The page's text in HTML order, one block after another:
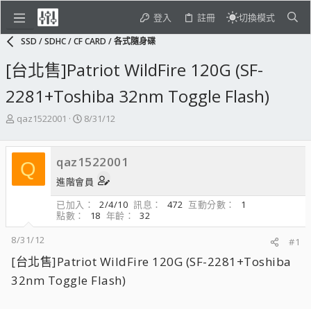
登入 註冊 切換模式
SSD / SDHC / CF CARD / 各式隨身碟
[台北售]Patriot WildFire 120G (SF-
2281+Toshiba 32nm Toggle Flash)
主
發
人
qaz1522001
開
日
期
8/31/12
Q qaz1522001
進階會員
已加入
2/4/10 訊息 472 互動分數
1
點數
18 年齡
32
8/31/12
#1
[台北售]Patriot WildFire 120G (SF-2281+Toshiba
32nm Toggle Flash)